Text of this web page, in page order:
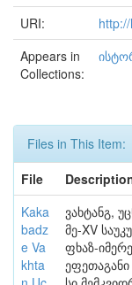
URI:
Appears in
Collections:
Files in This Item:
File
Kaka
badz
e Va
khta
ვახტანგ,
მე-XV
ფხაზ-